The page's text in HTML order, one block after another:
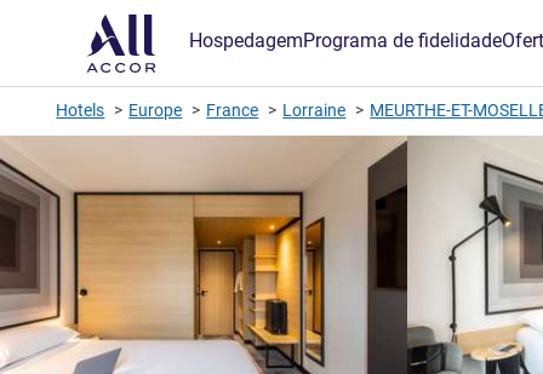
HospedagemPrograma de fidelidade
Hotels Europe France Lorraine MEURTHE-ET-